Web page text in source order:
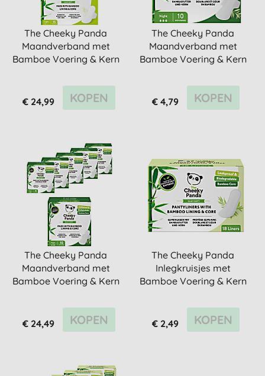
The Cheeky Panda
Maandverband met
Bamboe Voering & Kern
€ 24,99 KOPEN
The Cheeky Panda
Maandverband met
Bamboe Voering & Kern
€ 4,79 KOPEN
The Cheeky Panda
Maandverband met
Bamboe Voering & Kern
€ 24,49 KOPEN
The Cheeky Panda
Inlegkruisjes met
Bamboe Voering & Kern
€ 2,49 KOPEN